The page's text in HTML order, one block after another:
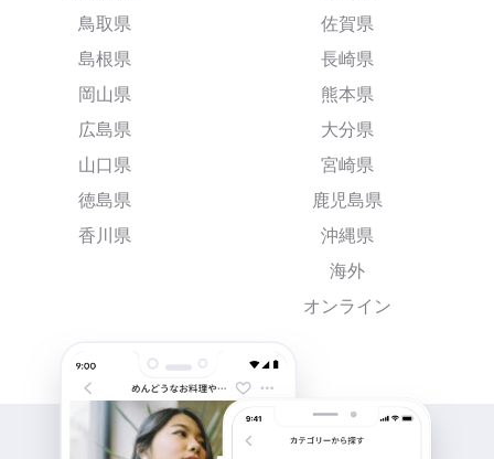
鳥取県
島根県
岡山県
広島県
山口県
徳島県
香川県
佐賀県
長崎県
熊本県
大分県
宮崎県
鹿児島県
沖縄県
海外
オンライン